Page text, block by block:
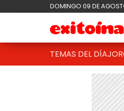
DOMINGO 09 DE
TEMAS DEL DÍA